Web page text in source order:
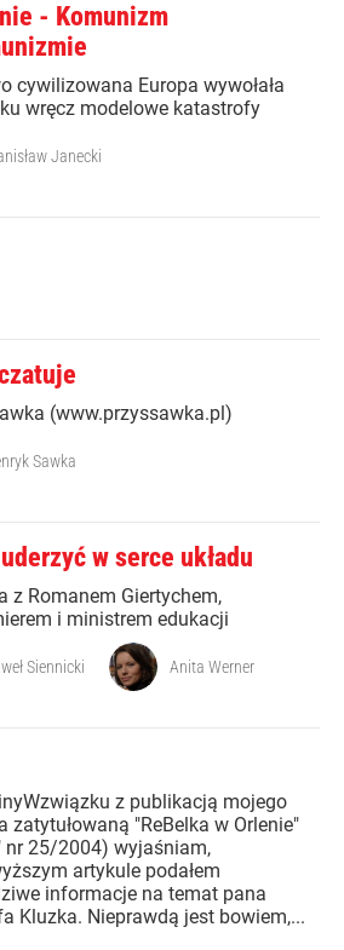
- Komunizm
cywilizowana Europa wywołała
wręcz modelowe katastrofy
Janecki
(www.przyssawka.pl)
Sawka
w serce układu
z Romanem Giertychem,
i ministrem edukacji
Siennicki Anita Werner
z publikacją mojego
zatytułowaną "ReBelka w Orlenie"
nr 25/2004) wyjaśniam,
artykule podałem
informacje na temat pana
Kluzka. Nieprawdą jest bowiem,...